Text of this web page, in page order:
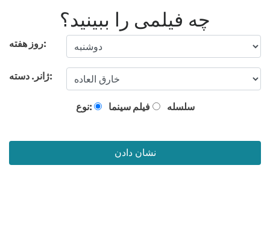
چه فیلمی را ببینید؟
روز هفته:
ژانر. دسته:
نوع: فیلم سینما سلسله
نشان دادن